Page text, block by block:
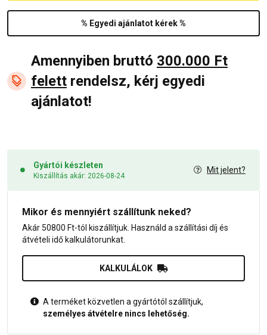
% Egyedi ajánlatot kérek %
Amennyiben bruttó 300.000 Ft
felett rendelsz, kérj egyedi
ajánlatot!
Gyártói készleten
Kiszállítás akár: 2026-08-24
Mit jelent?
Mikor és mennyiért szállítunk neked?
Akár 50800 Ft-tól kiszállítjuk. Használd a szállítási díj és
átvételi idő kalkulátorunkat.
KALKULÁLOK
A terméket közvetlen a gyártótól szállítjuk,
személyes átvételre nincs lehetőség.